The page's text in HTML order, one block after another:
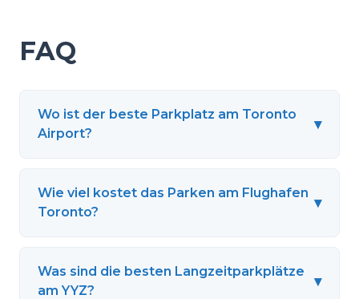
FAQ
Wo ist der beste Parkplatz am Toronto
Airport?
▾
Wie viel kostet das Parken am Flughafen
Toronto?
▾
Was sind die besten Langzeitparkplätze
am YYZ?
▾